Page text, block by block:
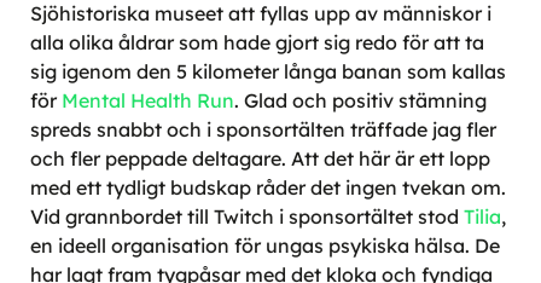
Sjöhistoriska museet att fyllas upp av människor i
alla olika åldrar som hade gjort sig redo för att ta
sig igenom den 5 kilometer långa banan som kallas
för Mental Health Run. Glad och positiv stämning
spreds snabbt och i sponsortälten träffade jag fler
och fler peppade deltagare. Att det här är ett lopp
med ett tydligt budskap råder det ingen tvekan om.
Vid grannbordet till Twitch i sponsortältet stod Tilia,
en ideell organisation för ungas psykiska hälsa. De
har lagt fram tygpåsar med det kloka och fyndiga